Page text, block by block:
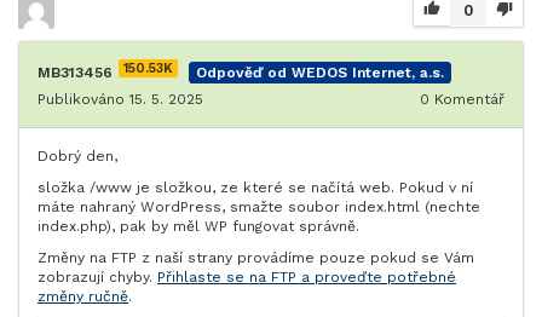
0
MB313456 150.53K
Odpověď od WEDOS Internet, a.s.
Publikováno 15. 5. 2025
0 Komentář
Dobrý den,
složka /www je složkou, ze které se načítá web. Pokud v ní
máte nahraný WordPress, smažte soubor index.html (nechte
index.php), pak by měl WP fungovat správně.
Změny na FTP z naší strany provádíme pouze pokud se Vám
zobrazují chyby. Přihlaste se na FTP a proveďte potřebné
změny ručně.